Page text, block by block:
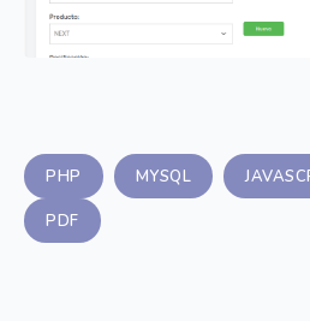
PHP MYSQL
PDF